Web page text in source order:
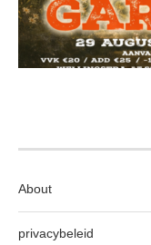
About
privacybeleid